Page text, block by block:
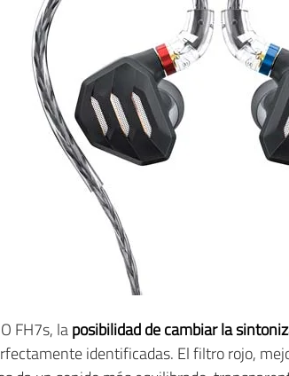
FH7s, laposibilidad de cambiar la
identificadas. El filtro rojo,